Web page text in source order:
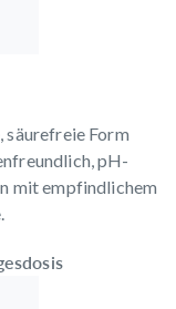
Form
pH-
mit empfindlichem